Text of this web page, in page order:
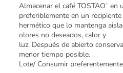
Almacenar el café TOSTAO´ en
preferiblemente en un recipiente
hermético que lo mantenga
olores no deseados, calor y
luz. Después de abierto
menor tiempo posible.
Lote/ Consumir